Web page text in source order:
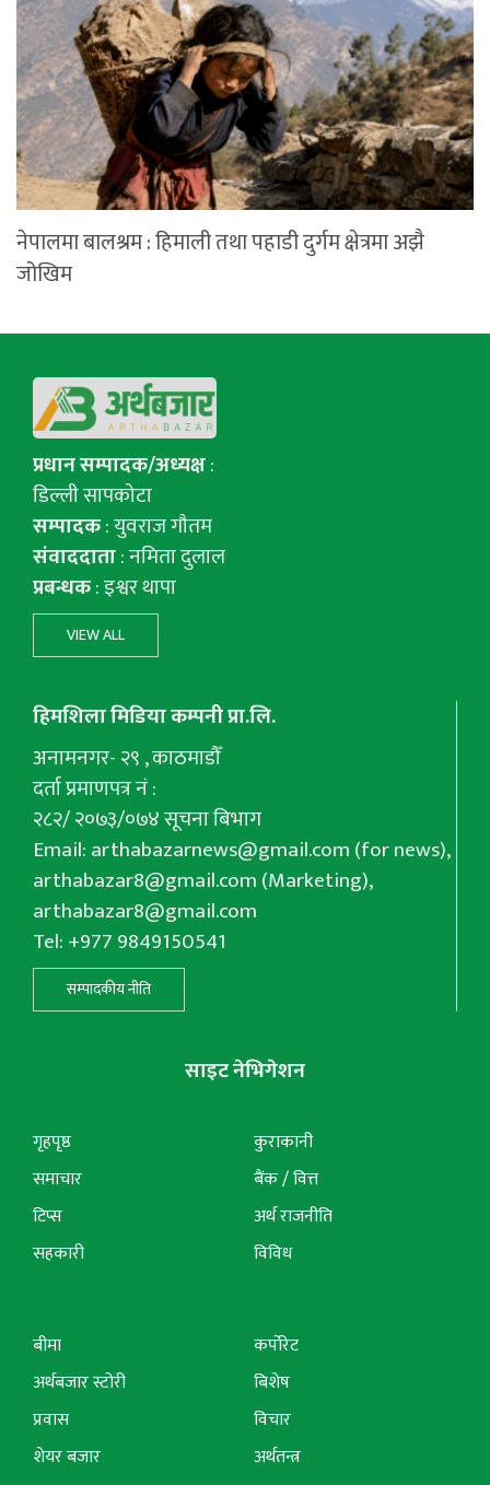
नेपालमा बालश्रम : हिमाली तथा पहाडी दुर्गम क्षेत्रमा अझै
जोखिम
प्रधान सम्पादक/अध्यक्ष:
डिल्ली सापकोटा
सम्पादक: युवराज गाैतम
संवाददाता: नमिता दुलाल
प्रबन्धक: इश्वर थापा
VIEW ALL
हिमशिला मिडिया कम्पनी प्रा.लि.
अनामनगर- २९ , काठमाडौँ
दर्ता प्रमाणपत्र नं :
२८२/ २०७३/०७४ सूचना बिभाग
Email:arthabazarnews@gmail.com(for news),
arthabazar8@gmail.com(Marketing),
arthabazar8@gmail.com
Tel: +977 9849150541
सम्पादकीय नीति
साइट नेभिगेशन
गृहपृष्ठ
समाचार
टिप्स
सहकारी
कुराकानी
बैंक / वित्त
अर्थ राजनीति
विविध
बीमा
अर्थबजार स्टोरी
प्रवास
शेयर बजार
कर्पोरेट
बिशेष
विचार
अर्थतन्त्र